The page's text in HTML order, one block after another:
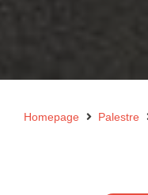
Homepage Palestre